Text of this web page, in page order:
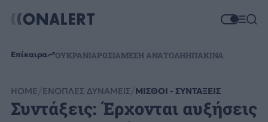
Επίκαιρα ΟΥΚΡΑΝΙΑΡΩΣΙΑΜΕΣΗ ΑΝΑΤΟΛΗΗΠΑΚΙΝΑ
HOME ΕΝΟΠΛΕΣ ΔΥΝΑΜΕΙΣ ΜΙΣΘΟΙ - ΣΥΝΤΑΞΕΙΣ
Συντάξεις: Έρχονται αυξήσεις